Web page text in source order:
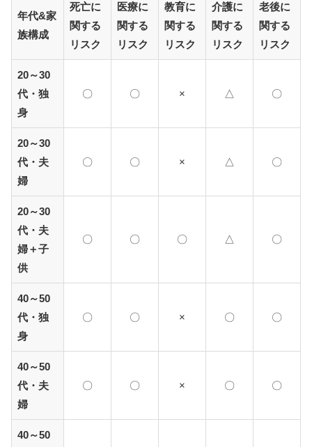
年代&家
族構成
死亡に
関する
リスク
医療に
関する
リスク
教育に
関する
リスク
介護に
関する
リスク
老後に
関する
リスク
20～30
代・独
身
〇 〇 × △ 〇
20～30
代・夫
婦
〇 〇 × △ 〇
20～30
代・夫
婦＋子
供
〇 〇 〇 △ 〇
40～50
代・独
身
〇 〇 × 〇 〇
40～50
代・夫
婦
〇 〇 × 〇 〇
40～50